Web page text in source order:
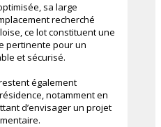
sa large
recherché
ce lot constituent une
pertinente pour un
et sécurisé.
également
notamment en
d’envisager un projet